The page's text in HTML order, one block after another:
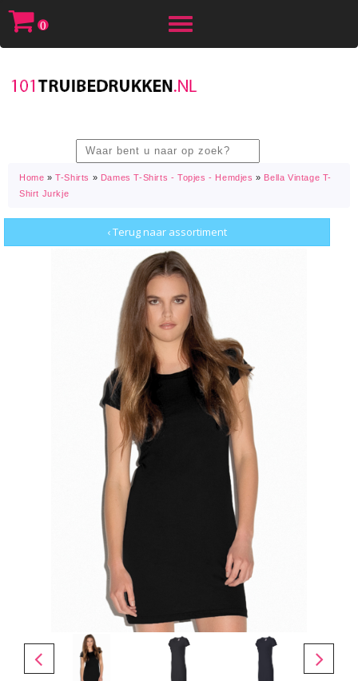
Toggle
0
Home »T-Shirts » Dames T-Shirts - Topjes - Hemdjes » Bella Vintage T-
Shirt Jurkje
‹ Terug naar assortiment